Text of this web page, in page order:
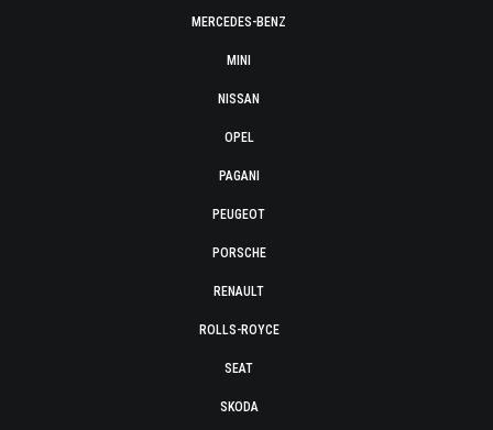
MERCEDES-BENZ
MINI
NISSAN
OPEL
PAGANI
PEUGEOT
PORSCHE
RENAULT
ROLLS-ROYCE
SEAT
SKODA